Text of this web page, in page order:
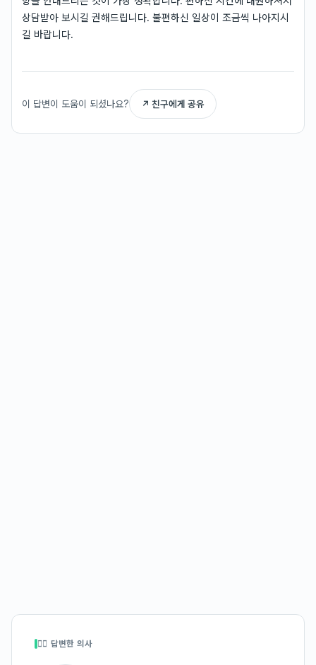
상담받아 보시길 권해드립니다. 불편하신 일상이 조금씩 나아지시
길 바랍니다.
이 답변이 도움이 되셨나요? ↗ 친구에게 공유
👩‍⚕️ 답변한 의사